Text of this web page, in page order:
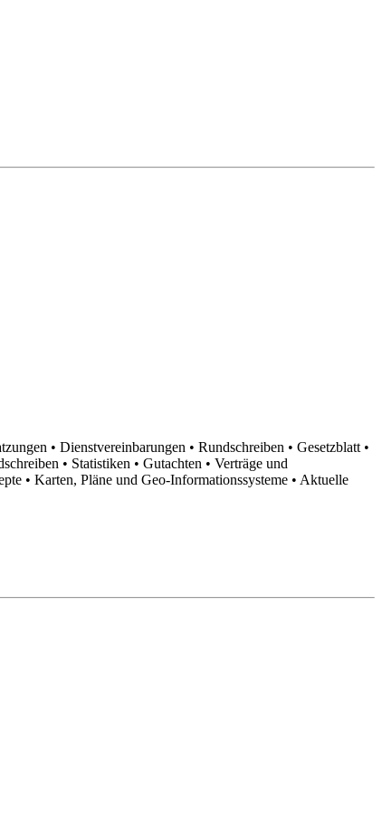
• Dienstvereinbarungen • Rundschreiben • Gesetzblatt •
• Statistiken • Gutachten • Verträge und
• Karten, Pläne und Geo-Informationssysteme • Aktuelle